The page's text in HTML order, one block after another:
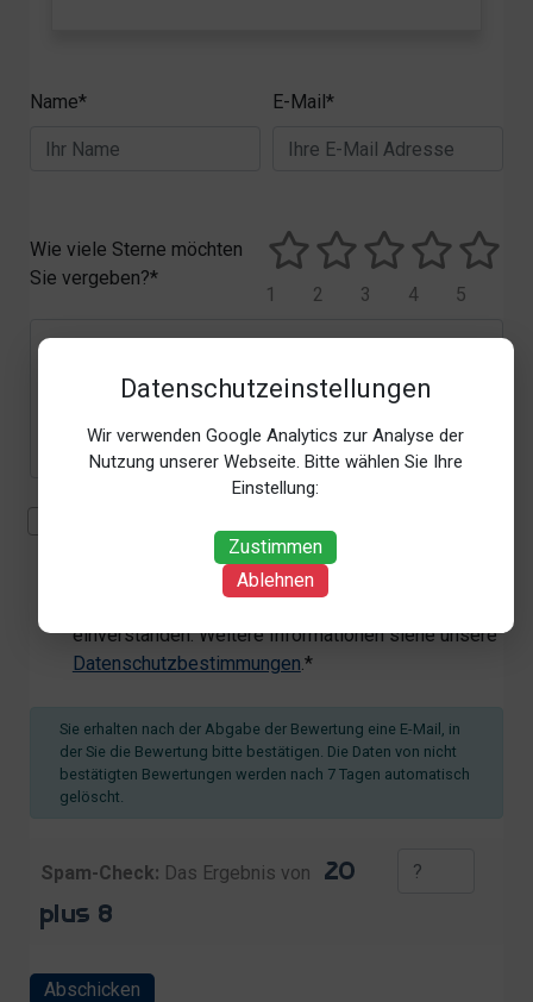
Datenschutzeinstellungen
Wir verwenden Google Analytics zur Analyse der
Nutzung unserer Webseite. Bitte wählen Sie Ihre
Einstellung:
Zustimmen
Ablehnen
Name* E-Mail*
Wie viele Sterne möchten
Sie vergeben?*
5
4
3
2
1
personenbezogenen Daten (Angaben, Datum und
Uhrzeit der Bewertungsabgabe, Referrer-URL) zum
einverstanden. Weitere Informationen siehe unsere
Datenschutzbestimmungen.*
Sie erhalten nach der Abgabe der Bewertung eine E-Mail, in
der Sie die Bewertung bitte bestätigen. Die Daten von nicht
bestätigten Bewertungen werden nach 7 Tagen automatisch
gelöscht.
Spam-Check: Das Ergebnis von
Abschicken